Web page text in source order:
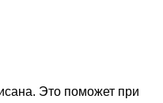
Это поможет при